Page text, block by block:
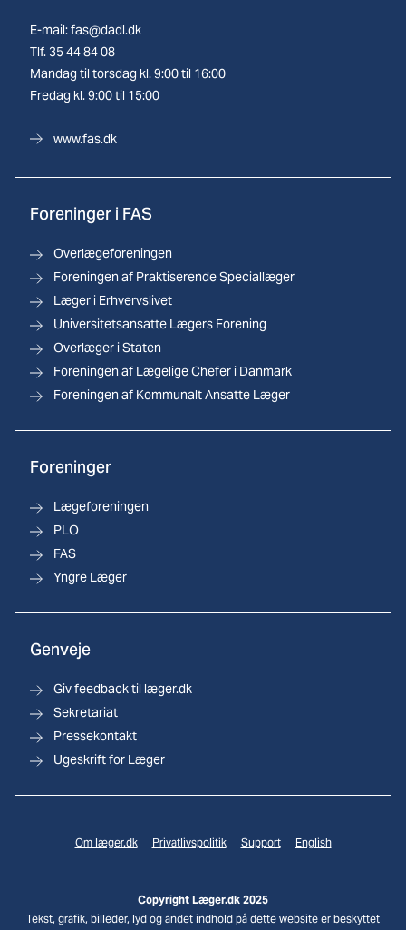
E-mail:fas@dadl.dk
Tlf. 35 44 84 08
Mandag til torsdag kl. 9:00 til 16:00
Fredag kl. 9:00 til 15:00
www.fas.dk
Foreninger i FAS
Overlægeforeningen
Foreningen af Praktiserende Speciallæger
Læger i Erhvervslivet
Universitetsansatte Lægers Forening
Overlæger i Staten
Foreningen af Lægelige Chefer i Danmark
Foreningen af Kommunalt Ansatte Læger
Foreninger
Lægeforeningen
PLO
FAS
Yngre Læger
Genveje
Giv feedback til læger.dk
Sekretariat
Pressekontakt
Ugeskrift for Læger
Om læger.dk Privatlivspolitik Support English
Copyright Læger.dk 2025
Tekst, grafik, billeder, lyd og andet indhold på dette website er beskyttet